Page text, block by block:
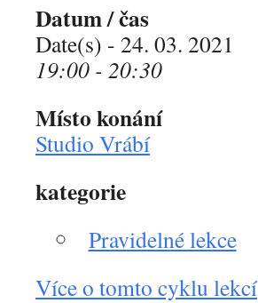
Datum / čas
Date(s) - 24. 03. 2021
19:00 - 20:30
Místo konání
Studio Vrábí
kategorie
Pravidelné lekce
Více o tomto cyklu lekcí